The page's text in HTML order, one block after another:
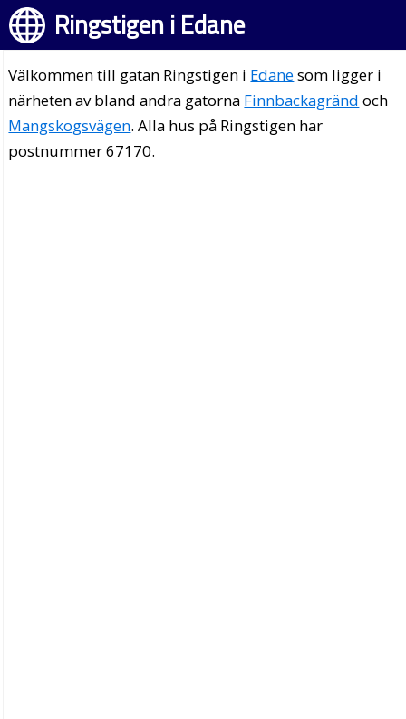
Ringstigen i Edane
Välkommen till gatan Ringstigen i Edanesom ligger i
närheten av bland andra gatorna Finnbackagränd och
Mangskogsvägen. Alla hus på Ringstigen har
postnummer 67170.